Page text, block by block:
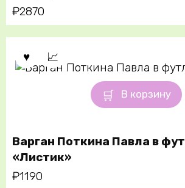
₽2870
В корзину
Варган Поткина Павла в
«Листик»
₽1190